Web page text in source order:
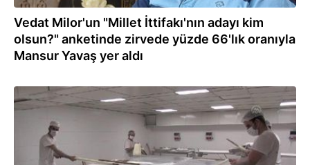
Vedat Milor'un "Millet İttifakı'nın adayı kim
olsun?" anketinde zirvede yüzde 66'lık oranıyla
Mansur Yavaş yer aldı
30.11.2021